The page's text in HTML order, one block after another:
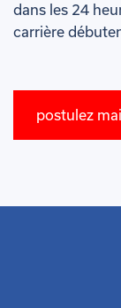
dans les 24
carrière
postulez